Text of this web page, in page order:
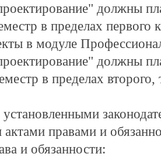
должны
в пределах первого
в модуле
должны
в пределах второго,
правами и
и обязанности: